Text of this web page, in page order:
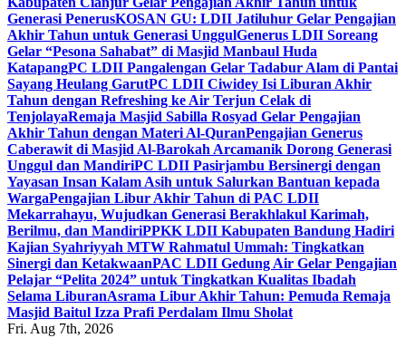
Generasi PenerusKOSAN GU: LDII Jatiluhur Gelar Pengajian
Akhir Tahun untuk Generasi UnggulGenerus LDII Soreang
Gelar “Pesona Sahabat” di Masjid Manbaul Huda
KatapangPC LDII Pangalengan Gelar Tadabur Alam di Pantai
Sayang Heulang GarutPC LDII Ciwidey Isi Liburan Akhir
Tahun dengan Refreshing ke Air Terjun Celak di
TenjolayaRemaja Masjid Sabilla Rosyad Gelar Pengajian
Akhir Tahun dengan Materi Al-QuranPengajian Generus
Caberawit di Masjid Al-Barokah Arcamanik Dorong Generasi
Unggul dan MandiriPC LDII Pasirjambu Bersinergi dengan
Yayasan Insan Kalam Asih untuk Salurkan Bantuan kepada
WargaPengajian Libur Akhir Tahun di PAC LDII
Mekarrahayu, Wujudkan Generasi Berakhlakul Karimah,
Berilmu, dan MandiriPPKK LDII Kabupaten Bandung Hadiri
Kajian Syahriyyah MTW Rahmatul Ummah: Tingkatkan
Sinergi dan KetakwaanPAC LDII Gedung Air Gelar Pengajian
Pelajar “Pelita 2024” untuk Tingkatkan Kualitas Ibadah
Selama LiburanAsrama Libur Akhir Tahun: Pemuda Remaja
Masjid Baitul Izza Prafi Perdalam Ilmu Sholat
Fri. Aug 7th, 2026